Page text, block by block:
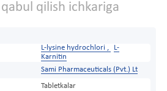
qilish ichkariga
L-lysine hydrochlori ,
L-
Karnitin
Sami Pharmaceuticals (Pvt.) Lt
Tabletkalar